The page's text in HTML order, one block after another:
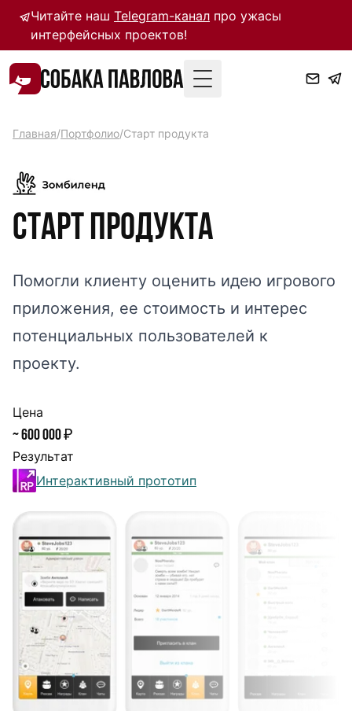
Читайте нашTelegram-канал про ужасы
интерфейсных проектов!
Toggle Menu
Главная/Портфолио/Старт продукта
Старт продукта
Помогли клиенту оценить идею игрового
приложения, ее стоимость и интерес
потенциальных пользователей к
проекту.
Цена
~ 600 000 ₽
Результат
Интерактивный прототип